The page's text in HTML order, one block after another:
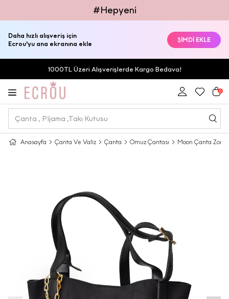
#Hepyeni
Daha hızlı alışveriş için
Ecrou'yu ana ekranına ekle
ŞİMDİ EKLE
1000TL Üzeri Alışverişlerde Kargo Bedava!
0
Anasayfa Çanta Ve Valiz Çanta Omuz Çantası Moon Çanta Zora